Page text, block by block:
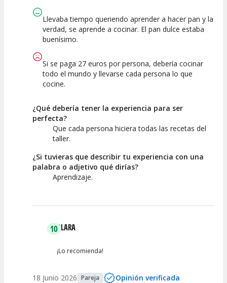
Llevaba tiempo queriendo aprender a hacer pan y la
verdad, se aprende a cocinar. El pan dulce estaba
buenísimo.
Si se paga 27 euros por persona, debería cocinar
todo el mundo y llevarse cada persona lo que
cocine.
¿Qué debería tener la experiencia para ser
perfecta?
Que cada persona hiciera todas las recetas del
taller.
¿Si tuvieras que describir tu experiencia con una
palabra o adjetivo qué dirías?
Aprendizaje.
10CLARA
¡Lo recomienda!
18 Junio 2026 Pareja Opinión verificada